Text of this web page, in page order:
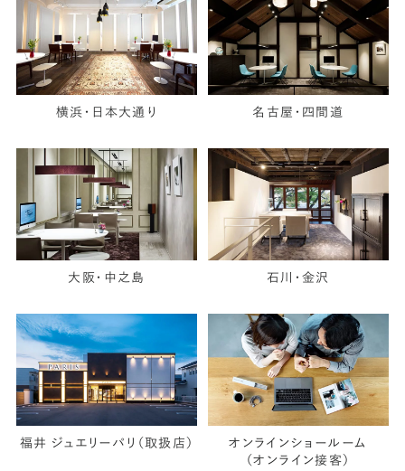
横浜・日本大通り 名古屋・四間道
大阪・中之島 石川・金沢
福井 ジュエリーパリ（取扱店）
オンラインショールーム
（オンライン接客）